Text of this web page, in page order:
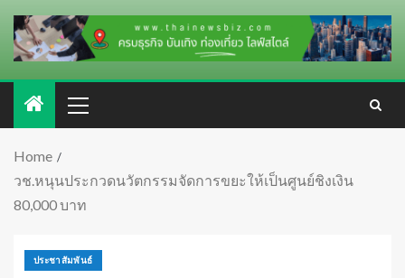
Home
วช.หนุนประกวดนวัตกรรมจัดการขยะให้เป็นศูนย์ชิงเงิน
80,000 บาท
ประชาสัมพันธ์